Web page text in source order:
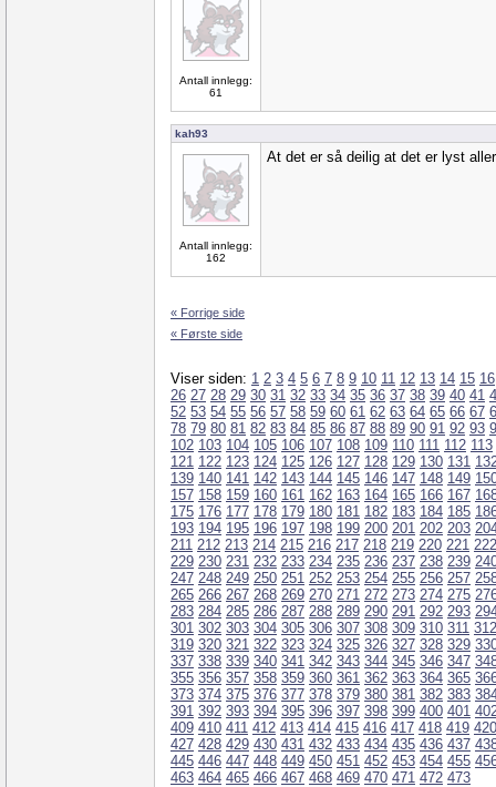
Antall innlegg:
61
kah93
Antall innlegg:
162
At det er så deilig at det er lyst
« Forrige side
« Første side
Viser siden: 1 2 3 4 5 6 7 8 9 10 11 12 13 14 15 16
26 27 28 29 30 31 32 33 34 35 36 37 38 39 40 41
52 53 54 55 56 57 58 59 60 61 62 63 64 65 66 67
78 79 80 81 82 83 84 85 86 87 88 89 90 91 92 93
102 103 104 105 106 107 108 109 110 111 112 113
121 122 123 124 125 126 127 128 129 130 131
139 140 141 142 143 144 145 146 147 148 149
157 158 159 160 161 162 163 164 165 166 167
175 176 177 178 179 180 181 182 183 184 185
193 194 195 196 197 198 199 200 201 202 203
211 212 213 214 215 216 217 218 219 220 221 222
229 230 231 232 233 234 235 236 237 238 239
247 248 249 250 251 252 253 254 255 256 257
265 266 267 268 269 270 271 272 273 274 275
283 284 285 286 287 288 289 290 291 292 293
301 302 303 304 305 306 307 308 309 310 311 312
319 320 321 322 323 324 325 326 327 328 329
337 338 339 340 341 342 343 344 345 346 347
355 356 357 358 359 360 361 362 363 364 365
373 374 375 376 377 378 379 380 381 382 383
391 392 393 394 395 396 397 398 399 400 401
409 410 411 412 413 414 415 416 417 418 419 420
427 428 429 430 431 432 433 434 435 436 437
445 446 447 448 449 450 451 452 453 454 455
463 464 465 466 467 468 469 470 471 472 473